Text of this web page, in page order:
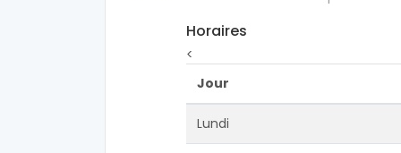
Horaires
<
Jour
Lundi